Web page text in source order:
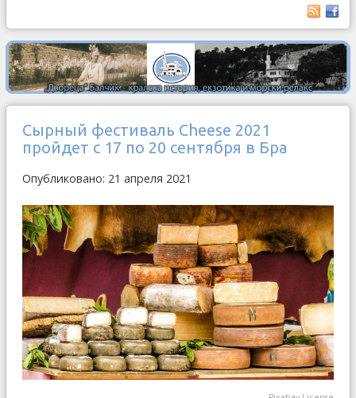
Сырный фестиваль Cheese 2021
пройдет с 17 по 20 сентября в Бра
Опубликовано: 21 апреля 2021